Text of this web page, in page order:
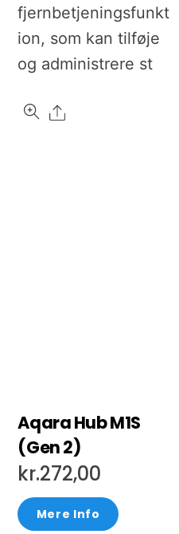
fjernbetjeningsfunkt
ion, som kan tilføje
og administrere st
Share
Aqara Hub M1S
(Gen 2)
kr.272,00
Mere Info